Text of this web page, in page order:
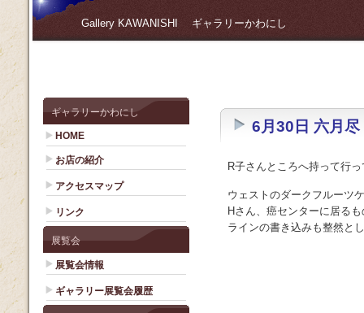
Gallery KAWANISHI ギャラリーかわにし
ギャラリーかわにし
HOME
お店の紹介
アクセスマップ
リンク
展覧会
展覧会情報
ギャラリー展覧会履歴
6月30日 六月尽
R子さんところへ持って行
ウェストのダークフルーツ
Hさん、癌センターに居る
ラインの書き込みも整然